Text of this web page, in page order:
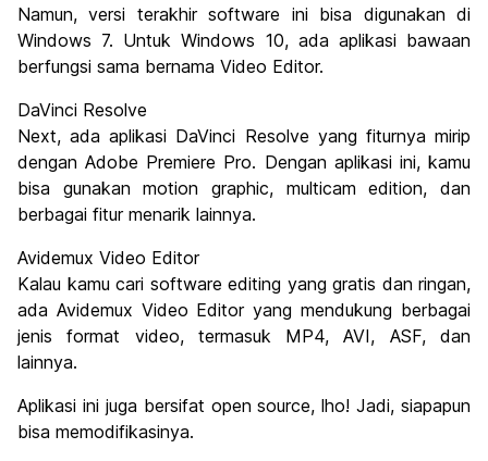
Namun, versi terakhir software ini bisa digunakan di
Windows 7. Untuk Windows 10, ada aplikasi bawaan
berfungsi sama bernama Video Editor.
DaVinci Resolve
Next, ada aplikasi DaVinci Resolve yang fiturnya mirip
dengan Adobe Premiere Pro. Dengan aplikasi ini, kamu
bisa gunakan motion graphic, multicam edition, dan
berbagai fitur menarik lainnya.
Avidemux Video Editor
Kalau kamu cari software editing yang gratis dan ringan,
ada Avidemux Video Editor yang mendukung berbagai
jenis format video, termasuk MP4, AVI, ASF, dan
lainnya.
Aplikasi ini juga bersifat open source, lho! Jadi, siapapun
bisa memodifikasinya.